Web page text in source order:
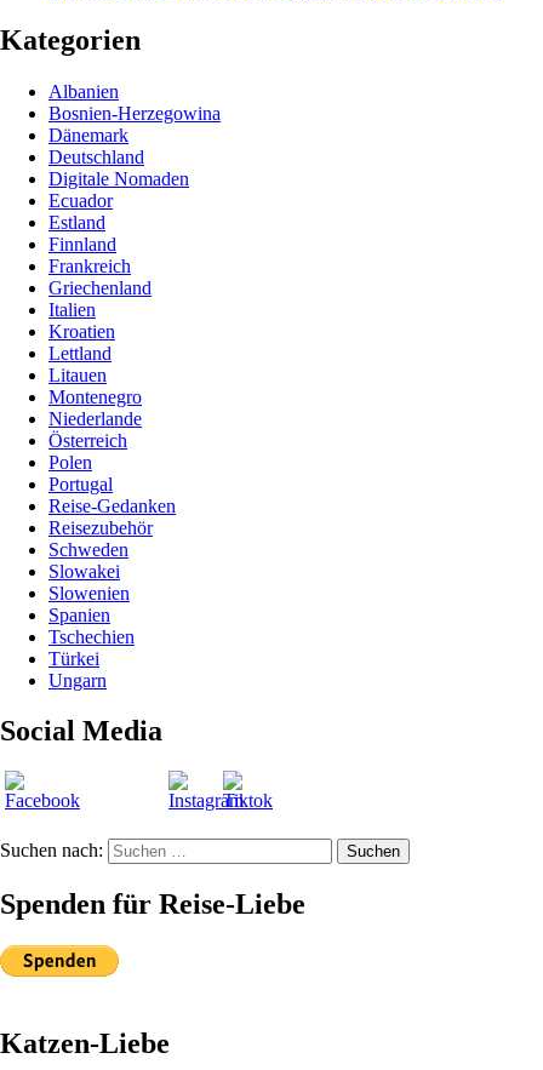
Kategorien
Albanien
Bosnien-Herzegowina
Dänemark
Deutschland
Digitale Nomaden
Ecuador
Estland
Finnland
Frankreich
Griechenland
Italien
Kroatien
Lettland
Litauen
Montenegro
Niederlande
Österreich
Polen
Portugal
Reise-Gedanken
Reisezubehör
Schweden
Slowakei
Slowenien
Spanien
Tschechien
Türkei
Ungarn
Social Media
Suchen nach: Suchen
Spenden für Reise-Liebe
Katzen-Liebe